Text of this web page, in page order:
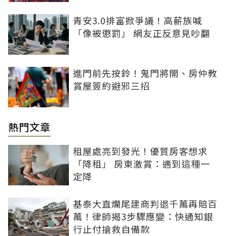
青安3.0排富掀爭議！高薪族喊
「像被懲罰」 網友正反意見吵翻
進門前先按鈴！鬼門將開、房仲教
賞屋簽約避邪三招
熱門文章
租屋處亮到發光！優質房客想求
「降租」 房東激賞：遇到這種一
定降
基泰大直爛尾建商判退千萬再賠百
萬！律師揭3步驟應變：快通知銀
行止付搶救自備款